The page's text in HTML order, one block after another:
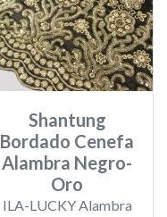
Shantung
Bordado Cenefa
Alambra Negro-
Oro
ILA-LUCKY Alambra